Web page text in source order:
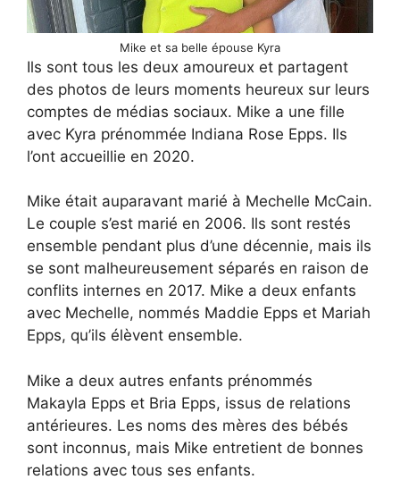
Mike et sa belle épouse Kyra
Ils sont tous les deux amoureux et partagent
des photos de leurs moments heureux sur leurs
comptes de médias sociaux. Mike a une fille
avec Kyra prénommée Indiana Rose Epps. Ils
l’ont accueillie en 2020.
Mike était auparavant marié à Mechelle McCain.
Le couple s’est marié en 2006. Ils sont restés
ensemble pendant plus d’une décennie, mais ils
se sont malheureusement séparés en raison de
conflits internes en 2017. Mike a deux enfants
avec Mechelle, nommés Maddie Epps et Mariah
Epps, qu’ils élèvent ensemble.
Mike a deux autres enfants prénommés
Makayla Epps et Bria Epps, issus de relations
antérieures. Les noms des mères des bébés
sont inconnus, mais Mike entretient de bonnes
relations avec tous ses enfants.